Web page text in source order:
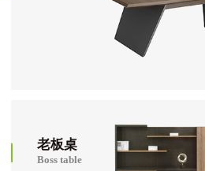
老板桌
Boss table